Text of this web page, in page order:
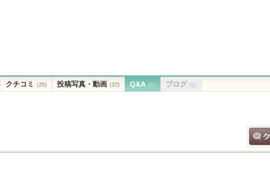
クチコミ (25) 投稿写真・動画 (37) Q&A (1) ブログ (0)